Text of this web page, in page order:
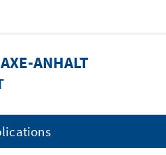
ANHALT